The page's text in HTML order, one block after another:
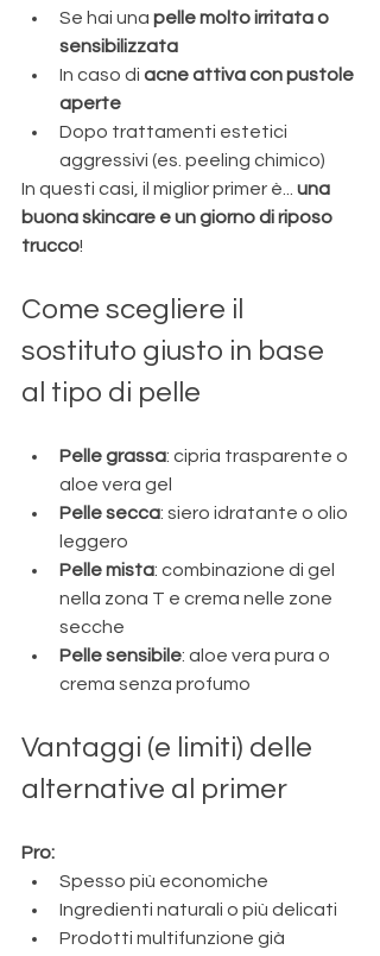
Se hai una pelle molto irritata o
sensibilizzata
In caso di acne attiva con pustole
aperte
Dopo trattamenti estetici
aggressivi (es. peeling chimico)
In questi casi, il miglior primer è... una
buona skincare e un giorno di riposo
trucco!
Come scegliere il
sostituto giusto in base
al tipo di pelle
Pelle grassa: cipria trasparente o
aloe vera gel
Pelle secca: siero idratante o olio
leggero
Pelle mista: combinazione di gel
nella zona T e crema nelle zone
secche
Pelle sensibile: aloe vera pura o
crema senza profumo
Vantaggi (e limiti) delle
alternative al primer
Pro:
Spesso più economiche
Ingredienti naturali o più delicati
Prodotti multifunzione già